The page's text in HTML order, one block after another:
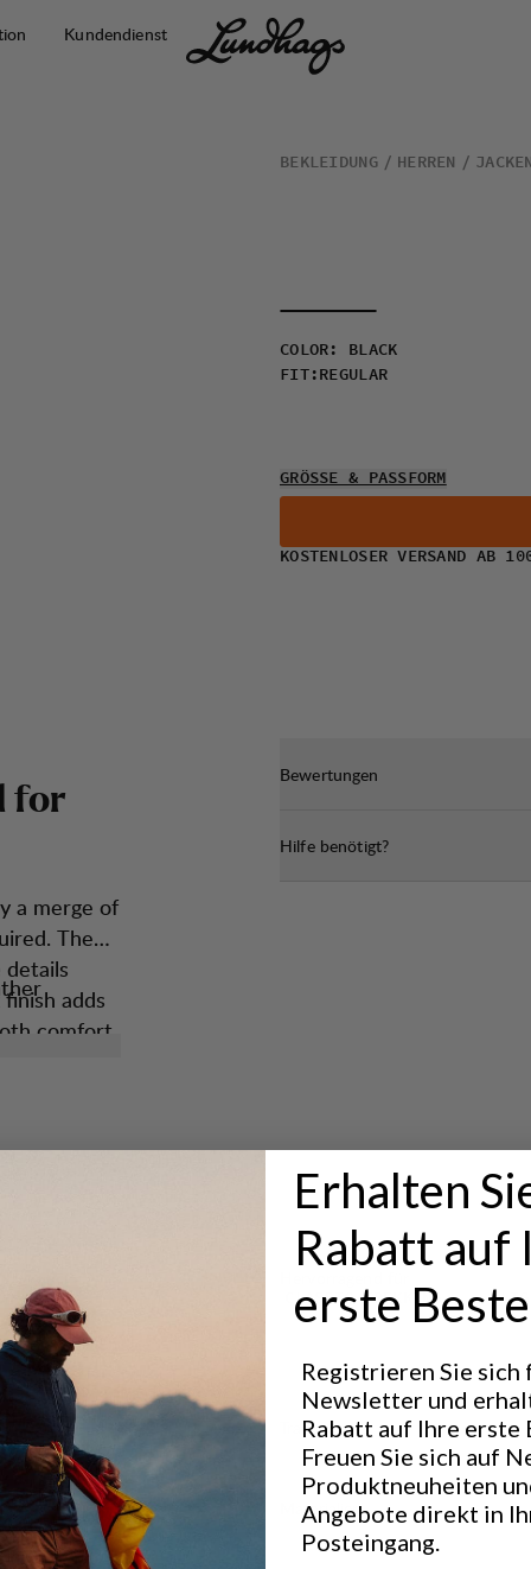
Kundendienst
BEKLEIDUNG HERREN
COLOR :
BLACK
FIT: REGULAR
GRÖSSE & PASSFORM
KOSTENLOSER VERSAND AB
for
a merge of
The
adds
comfort
and the
Bewertungen
Hilfe benötigt?
CLASSIC TREKKING
Transparenz
Materialien
Erhalten
Rabatt auf
erste
Registrieren Sie sich
Newsletter und
Rabatt auf Ihre erste
Freuen Sie sich auf
Produktneuheiten
Angebote direkt in
Posteingang.